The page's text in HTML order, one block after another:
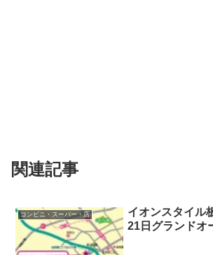
関連記事
コンビニ・スーパー・店
イオンスタイル
21日グランドオ